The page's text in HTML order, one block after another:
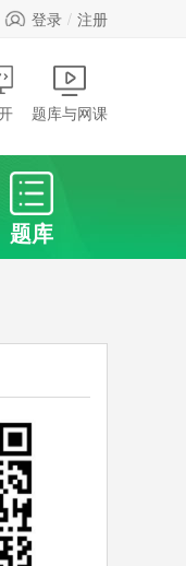
登录 注册
题库与网课
题库